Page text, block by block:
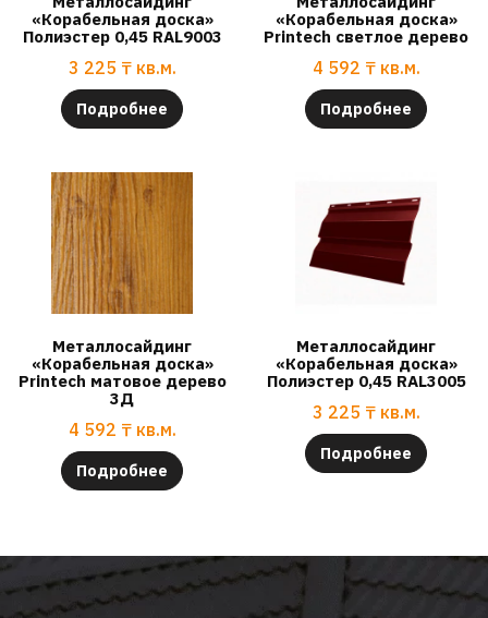
«Корабельная доска»
Полиэстер 0,45 RAL9003
3 225 ₸ кв.м.
Подробнее
«Корабельная доска»
Printech светлое дерево
4 592 ₸ кв.м.
Подробнее
Металлосайдинг
«Корабельная доска»
Printech матовое дерево
3Д
4 592 ₸ кв.м.
Подробнее
Металлосайдинг
«Корабельная доска»
Полиэстер 0,45 RAL3005
3 225 ₸ кв.м.
Подробнее